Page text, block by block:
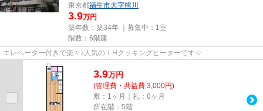
東京都福生市大字熊川
3.9万円
築年数：築34年 ｜募集中： 1室
階数：6階建
エレベーター付きで楽々♪人気のＩHクッキングヒーターです☆
3.9万円
(管理費・共益費 3,000円)
敷：1ヶ月｜礼：0ヶ月
所在階：5階